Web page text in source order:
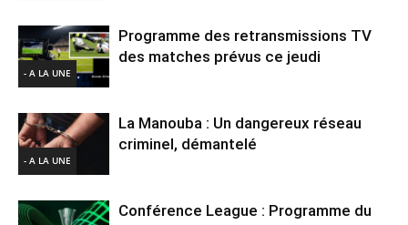
- A LA UNE
Programme des retransmissions TV
des matches prévus ce jeudi
- A LA UNE
La Manouba : Un dangereux réseau
criminel, démantelé
Conférence League : Programme du